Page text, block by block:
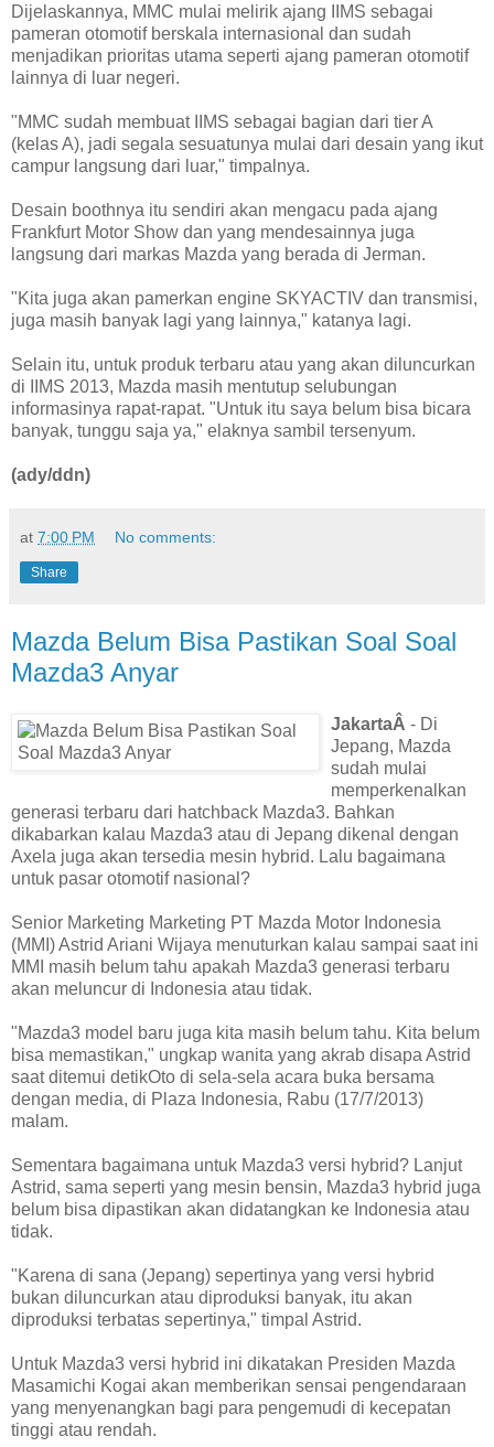
Dijelaskannya, MMC mulai melirik ajang IIMS sebagai
pameran otomotif berskala internasional dan sudah
menjadikan prioritas utama seperti ajang pameran otomotif
lainnya di luar negeri.
"MMC sudah membuat IIMS sebagai bagian dari tier A
(kelas A), jadi segala sesuatunya mulai dari desain yang ikut
campur langsung dari luar," timpalnya.
Desain boothnya itu sendiri akan mengacu pada ajang
Frankfurt Motor Show dan yang mendesainnya juga
langsung dari markas Mazda yang berada di Jerman.
"Kita juga akan pamerkan engine SKYACTIV dan transmisi,
juga masih banyak lagi yang lainnya," katanya lagi.
Selain itu, untuk produk terbaru atau yang akan diluncurkan
di IIMS 2013, Mazda masih mentutup selubungan
informasinya rapat-rapat. "Untuk itu saya belum bisa bicara
banyak, tunggu saja ya," elaknya sambil tersenyum.
(ady/ddn)
at 7:00 PM No comments:
Share
Mazda Belum Bisa Pastikan Soal Soal
Mazda3 Anyar
JakartaÂ - Di
Jepang, Mazda
sudah mulai
memperkenalkan
generasi terbaru dari hatchback Mazda3. Bahkan
dikabarkan kalau Mazda3 atau di Jepang dikenal dengan
Axela juga akan tersedia mesin hybrid. Lalu bagaimana
untuk pasar otomotif nasional?
Senior Marketing Marketing PT Mazda Motor Indonesia
(MMI) Astrid Ariani Wijaya menuturkan kalau sampai saat ini
MMI masih belum tahu apakah Mazda3 generasi terbaru
akan meluncur di Indonesia atau tidak.
"Mazda3 model baru juga kita masih belum tahu. Kita belum
bisa memastikan," ungkap wanita yang akrab disapa Astrid
saat ditemui detikOto di sela-sela acara buka bersama
dengan media, di Plaza Indonesia, Rabu (17/7/2013)
malam.
Sementara bagaimana untuk Mazda3 versi hybrid? Lanjut
Astrid, sama seperti yang mesin bensin, Mazda3 hybrid juga
belum bisa dipastikan akan didatangkan ke Indonesia atau
tidak.
"Karena di sana (Jepang) sepertinya yang versi hybrid
bukan diluncurkan atau diproduksi banyak, itu akan
diproduksi terbatas sepertinya," timpal Astrid.
Untuk Mazda3 versi hybrid ini dikatakan Presiden Mazda
Masamichi Kogai akan memberikan sensai pengendaraan
yang menyenangkan bagi para pengemudi di kecepatan
tinggi atau rendah.